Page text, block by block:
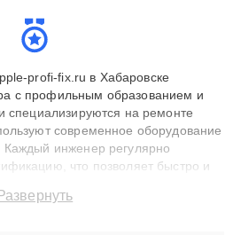
profi-fix.ru в Хабаровске
с профильным образованием и
специализируются на ремонте
современное оборудование
Каждый инженер регулярно
что позволяет быстро и
3 лет. Наши мастера решают
Развернуть